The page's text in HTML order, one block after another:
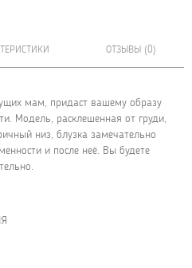
ОТЗЫВЫ (0)
мам, придаст вашему образу
Модель, расклешенная от груди,
низ, блузка замечательно
и после неё. Вы будете